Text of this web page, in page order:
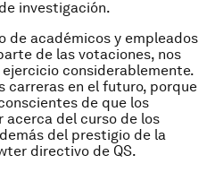
investigación.
de académicos y empleados
de las votaciones, nos
considerablemente.
carreras en el futuro, porque
de que los
del curso de los
del prestigio de la
directivo de QS.